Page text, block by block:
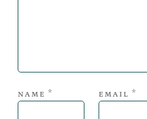
NAME * EMAIL *